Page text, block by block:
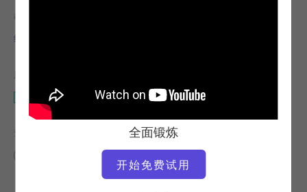
全面锻炼
开始免费试用
教师
维多利亚-托里-卡潘
所需设备
凯迪拉克
查找类似课程
凯迪拉克